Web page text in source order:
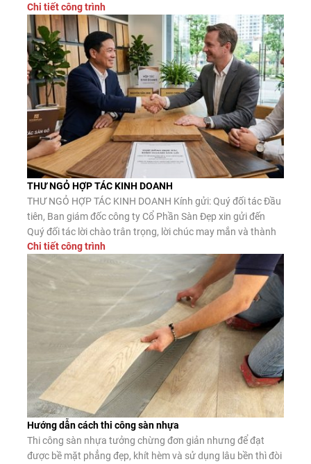
Quý đối tác lời chào trân trọng, lời chúc may mắn và thành
công. Công ty CP Sàn […]
Chi tiết công trình
THƯ NGỎ HỢP TÁC KINH DOANH
THƯ NGỎ HỢP TÁC KINH DOANH Kính gửi: Quý đối tác Đầu
tiên, Ban giám đốc công ty Cổ Phần Sàn Đẹp xin gửi đến
Quý đối tác lời chào trân trọng, lời chúc may mắn và thành
công. Công ty CP Sàn Đẹp là đơn vị nhập khẩu, phân phối
sàn gỗ công nghiệp, […]
Chi tiết công trình
Hướng dẫn cách thi công sàn nhựa
Thi công sàn nhựa tưởng chừng đơn giản nhưng để đạt
được bề mặt phẳng đẹp, khít hèm và sử dụng lâu bền thì đòi